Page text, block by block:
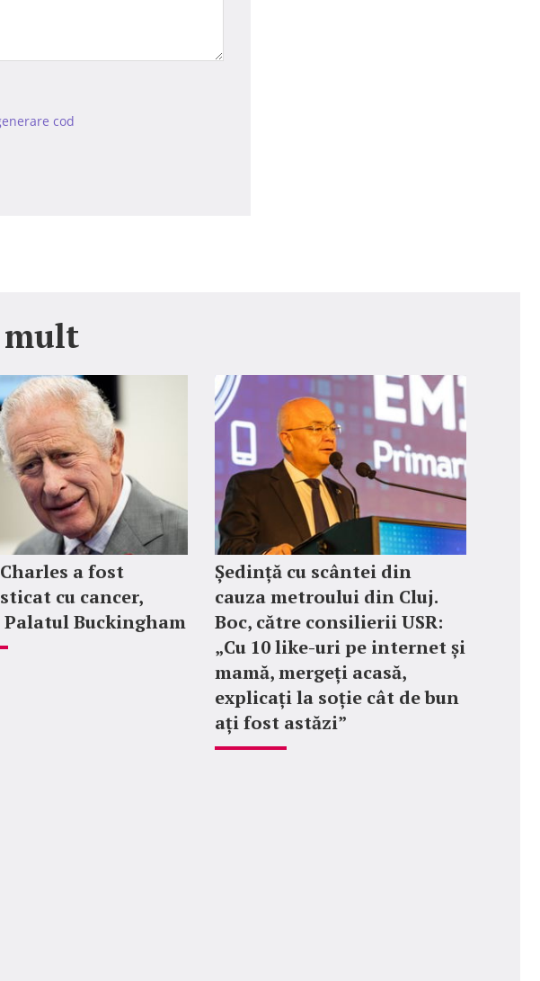
cod
mult
a fost
cu cancer,
Buckingham
Ședință cu scântei din
cauza metroului din Cluj.
Boc, către consilierii USR:
„Cu 10 like-uri pe internet și
mamă, mergeți acasă,
explicați la soție cât de bun
ați fost astăzi”